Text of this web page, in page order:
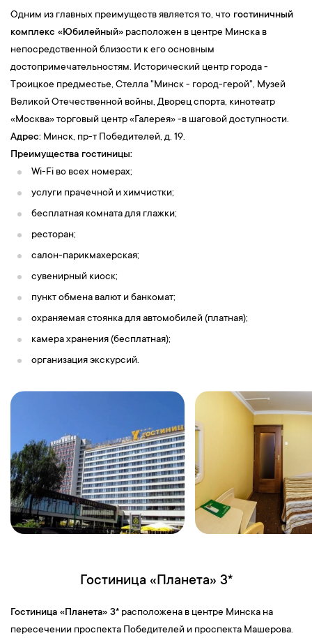
Одним из главных преимуществ является то, что гостиничный
комплекс «Юбилейный» расположен в центре Минска в
непосредственной близости к его основным
достопримечательностям. Исторический центр города -
Троицкое предместье, Стелла "Минск - город-герой", Музей
Великой Отечественной войны, Дворец спорта, кинотеатр
«Москва» торговый центр «Галерея» -в шаговой доступности.
Адрес: Минск, пр-т Победителей, д. 19.
Преимущества гостиницы:
Wi-Fi во всех номерах;
yслуги прачечной и химчистки;
бесплатная комната для глажки;
ресторан;
салон-парикмахерская;
сувенирный киоск;
пункт обмена валют и банкомат;
охраняемая стоянка для автомобилей (платная);
камера хранения (бесплатная);
организация экскурсий.
Гостиница «Планета» 3*
Гостиница «Планета» 3* расположена в центре Минска на
пересечении проспекта Победителей и проспекта Машерова.